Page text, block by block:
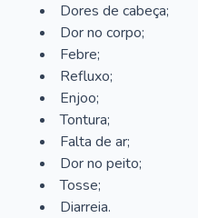
Dores de cabeça;
Dor no corpo;
Febre;
Refluxo;
Enjoo;
Tontura;
Falta de ar;
Dor no peito;
Tosse;
Diarreia.